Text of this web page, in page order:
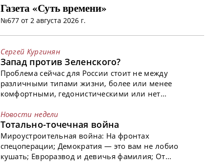
Газета «Суть времени»
№677 от 2 августа 2026 г.
Сергей Кургинян
Запад против Зеленского?
Проблема сейчас для России стоит не между
различными типами жизни, более или менее
комфортными, гедонистическими или нет...
Новости недели
Тотально-точечная война
Мироустроительная война: На фронтах
спецоперации; Демократия — это вам не лобио
кушать; Евроразвод и девичья фамилия; От...